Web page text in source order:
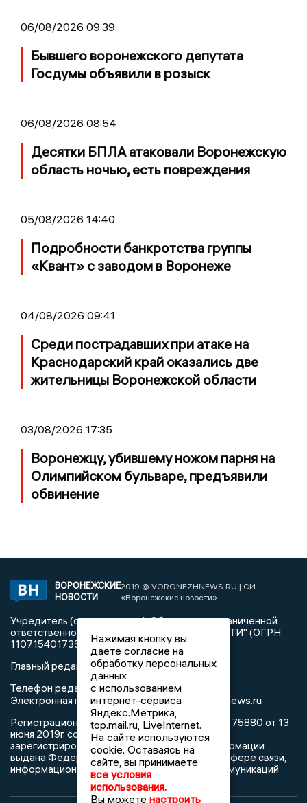
06/08/2026 09:39
Бывшего воронежского депутата
Госдумы объявили в розыск
06/08/2026 08:54
Десятки БПЛА атаковали Воронежскую
область ночью, есть повреждения
05/08/2026 14:40
Подробности банкротства группы
«Квант» с заводом в Воронеже
04/08/2026 09:41
Среди пострадавших при атаке на
Краснодарский край оказались две
жительницы Воронежской области
03/08/2026 17:35
Воронежцу, убившему ножом парня на
Олимпийском бульваре, предъявили
обвинение
ВОРОНЕЖСКИЕ
НОВОСТИ
2019 © VORONEZHNEWS.RU | СИ
«Воронежские новости»
Учредитель (соучредители): Общество с ограниченной
ответственностью "РЕГИОНАЛЬНЫЕ НОВОСТИ" (ОГРН
1107154017354)
Главный редактор: Пирогов А.А.
Телефон редакции: +7 (473) 262 77 92
Электронная почта редакции:info@voronezhnews.ru
Регистрационный номер: серия Эл № ФС 77 - 75880 от 13
июня 2019г. согласно выписке из реестра
зарегистрированных средств массовой информации
выдана Федеральной службой по надзору в сфере связи,
информационных технологий и массовых коммуникаций
Нажимая кнопку вы
даете согласие на
обработку персональных
данных
с использованием
интернет-сервиса
Яндекс.Метрика,
top.mail.ru, LiveInternet.
На сайте используются
cookie. Оставаясь на
сайте, вы принимаете
все условия
использования.
Вы можете настроить